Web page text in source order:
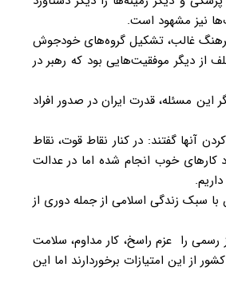
نیز مشهود است.
غالب، تشکیل گروه‌های خودجوش
دیگر موفقیت‌هایی بود که رهبر در
مسئله، قدرت ایران در صدور افراد
آنها گفتند: در کنار نقاط قوت، نقاط
خوب انجام شده اما در عدالت
سبک زندگی اسلامی از جمله دوری از
را عزم راسخ، کار مداوم، سلامت
از این امتیازات برخوردارند اما این